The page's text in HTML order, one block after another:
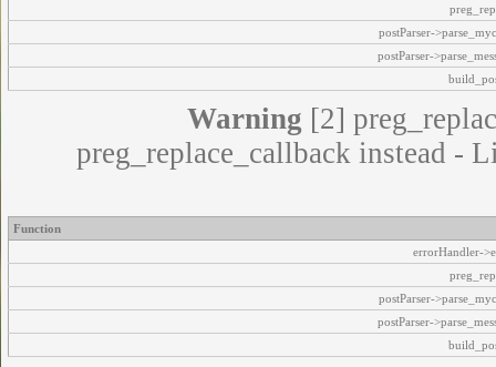
postParser-
postParser-
Warning [2]
preg_replace_callback instead -
Function
errorHandler-
postParser-
postParser-